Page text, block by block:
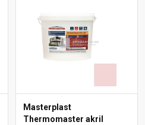
Masterplast
Thermomaster akril